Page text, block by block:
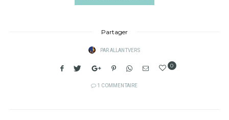
Partager
PARALLANTVERS
0
1 COMMENTAIRE